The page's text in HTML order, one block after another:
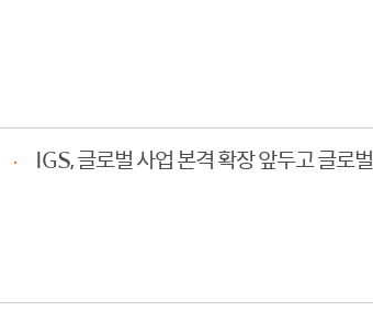
IGS, 글로벌 사업 본격 확장 앞두고 글로